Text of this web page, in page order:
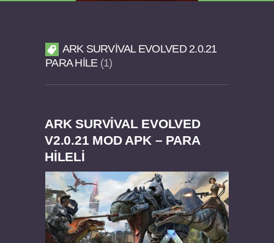
Dream Road Multiplayer v1.4.2 PARA HİLELİ
Felix the Reaper v1.25 FULL APK
ARK SURVIVAL EVOLVED 2.0.21
PARA HILE 1
ARK SURVIVAL EVOLVED
V2.0.21 MOD APK – PARA
HİLELİ